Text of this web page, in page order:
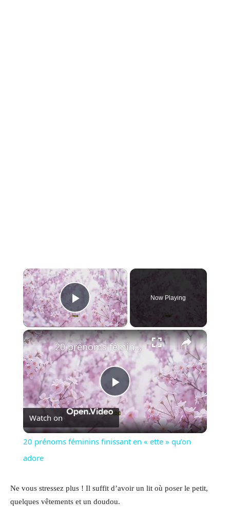
×
Play Video
Now Playing
×
Play
Video
20 prénoms féminins finissant en « ette » qu’on adore
Watch on
20 prénoms féminins finissant en « ette » qu’on
adore
Ne vous stressez plus ! Il suffit d’avoir un lit où poser le petit,
quelques vêtements et un doudou.